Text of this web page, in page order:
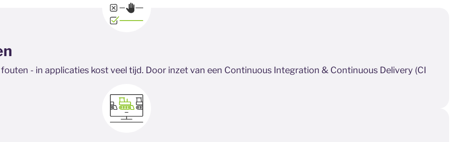
- in applicaties kost veel tijd. Door inzet van een Continuous Integration & Continuous Delivery (CI